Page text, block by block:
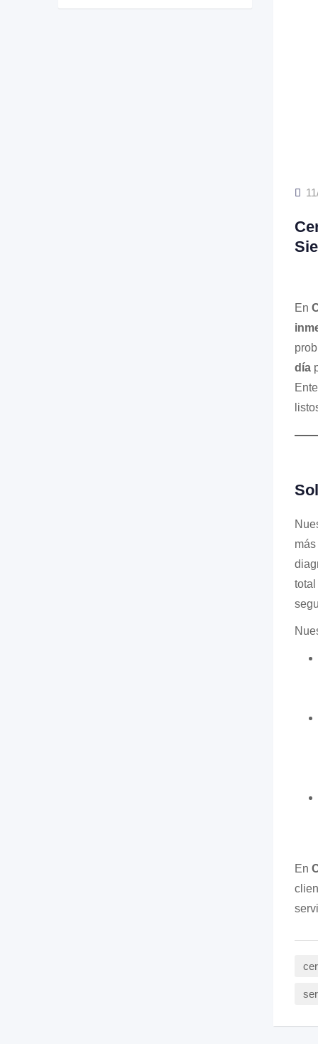
En
día
total
En